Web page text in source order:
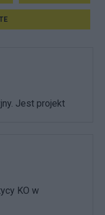
Jest projekt
KO w